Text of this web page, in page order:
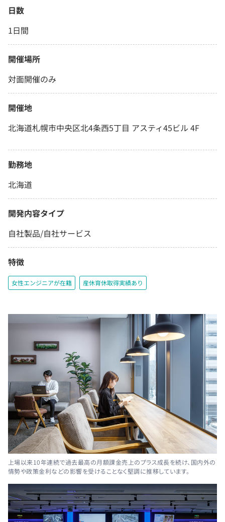
日数
1日間
開催場所
対面開催のみ
開催地
北海道札幌市中央区北4条西5丁目 アスティ45ビル 4F
勤務地
北海道
開発内容タイプ
自社製品/自社サービス
特徴
女性エンジニアが在籍 産休育休取得実績あり
上場以来10年連続で過去最高の月額課金売上のプラス成長を続け、国内外の
情勢や政策金利などの影響を受けることなく堅調に推移しています。